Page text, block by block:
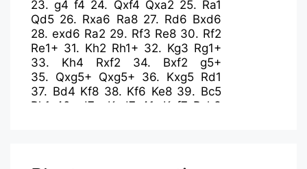
23.g4 f4 24. Qxf4 Qxa2 25. Ra1
Qd5 26. Rxa6 Ra8 27. Rd6 Bxd6
28. exd6 Ra2 29. Rf3 Re8 30. Rf2
Re1+ 31. Kh2 Rh1+ 32. Kg3 Rg1+
33. Kh4 Rxf2 34. Bxf2
g5+
35. Qxg5+ Qxg5+ 36. Kxg5 Rd1
37. Bd4 Kf8 38. Kf6 Ke8 39. Bc5
Rh1
40. d7+ Kxd7 41. Kxf7 Rxh3